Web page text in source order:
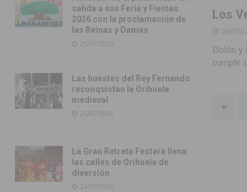
Los
09/06/
Dolón y
cumplir
«
salida a sus Feria y Fiestas
2026 con la proclamación de
las Reinas y Damas
25/07/2026
Las huestes del Rey Fernando
reconquistan la Orihuela
medieval
25/07/2026
La Gran Retreta Festera llena
las calles de Orihuela de
diversión
24/07/2026